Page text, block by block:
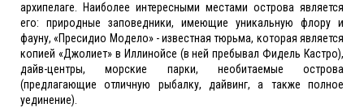
архипелаге. Наиболее интересными местами острова является
его: природные заповедники, имеющие уникальную флору и
фауну, «Пресидио Модело» - известная тюрьма, которая является
копией «Джолиет» в Иллинойсе (в ней пребывал Фидель Кастро),
дайв-центры, морские парки, необитаемые острова
(предлагающие отличную рыбалку, дайвинг, а также полное
уединение).